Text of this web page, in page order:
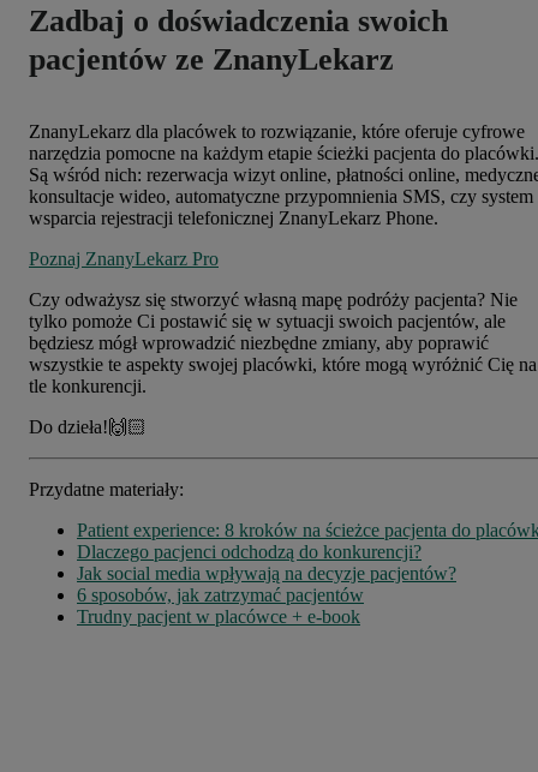
Zadbaj o doświadczenia swoich
pacjentów ze ZnanyLekarz
ZnanyLekarz dla placówek to rozwiązanie, które oferuje cyfrowe
narzędzia pomocne na każdym etapie ścieżki pacjenta do placówki.
Są wśród nich: rezerwacja wizyt online, płatności online,
konsultacje wideo, automatyczne przypomnienia SMS, czy system
wsparcia rejestracji telefonicznej ZnanyLekarz Phone.
Poznaj ZnanyLekarz Pro
Czy odważysz się stworzyć własną mapę podróży pacjenta? Nie
tylko pomoże Ci postawić się w sytuacji swoich pacjentów, ale
będziesz mógł wprowadzić niezbędne zmiany, aby poprawić
wszystkie te aspekty swojej placówki, które mogą wyróżnić Cię na
tle konkurencji.
Do dzieła!🙌🏻
Przydatne materiały:
Patient experience: 8 kroków na ścieżce pacjenta do
Dlaczego pacjenci odchodzą do konkurencji?
Jak social media wpływają na decyzje pacjentów?
6 sposobów, jak zatrzymać pacjentów
Trudny pacjent w placówce + e-book